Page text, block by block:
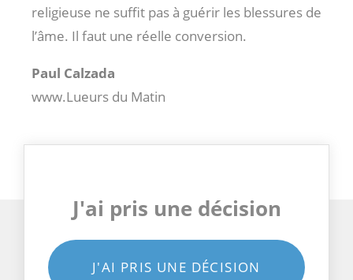
religieuse ne suffit pas à guérir les blessures de
l’âme. Il faut une réelle conversion.
Paul Calzada
www.Lueurs du Matin
J'ai pris une décision
J'AI PRIS UNE DÉCISION